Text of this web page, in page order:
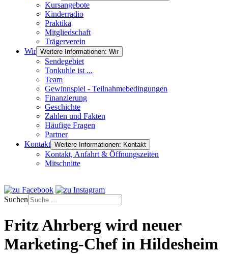
Kursangebote
Kinderradio
Praktika
Mitgliedschaft
Trägerverein
Wir Weitere Informationen: Wir
Sendegebiet
Tonkuhle ist ...
Team
Gewinnspiel - Teilnahmebedingungen
Finanzierung
Geschichte
Zahlen und Fakten
Häufige Fragen
Partner
Kontakt Weitere Informationen: Kontakt
Kontakt, Anfahrt & Öffnungszeiten
Mitschnitte
Suchen
Fritz Ahrberg wird neuer
Marketing-Chef in Hildesheim